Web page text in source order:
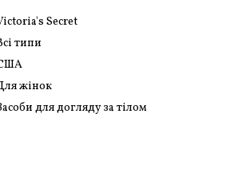
Secret
типи
жінок
для догляду за тілом